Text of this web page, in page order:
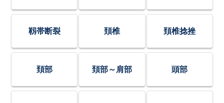
靱帯断裂 頚椎 頚椎捻挫
頚部 頚部～肩部 頭部